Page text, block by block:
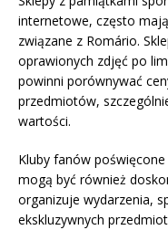
internetowe, często
związane z Romário.
oprawionych zdjęć po
powinni porównywać
przedmiotów,
wartości.
Kluby fanów
mogą być również
organizuje wydarzenia,
ekskluzywnych